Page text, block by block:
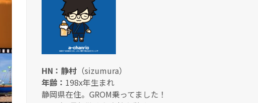
HN：静村 （sizumura）
年齢： 198x年生まれ
静岡県在住。GROM乗ってました！